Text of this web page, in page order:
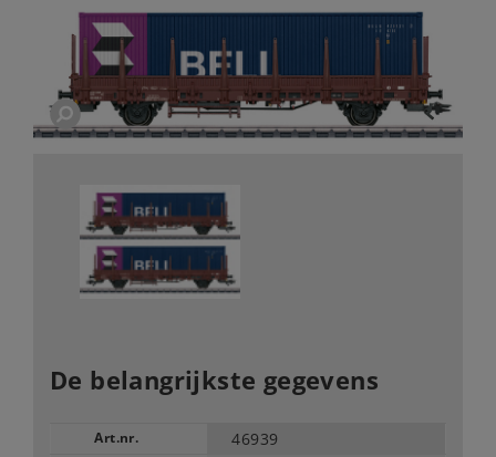
De belangrijkste gegevens
Art.nr. 46939